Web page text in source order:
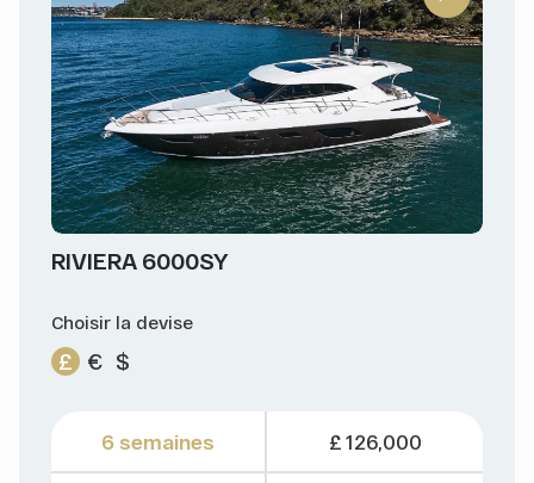
RIVIERA 6000SY
Choisir la devise
£ € $
6 semaines £ 126,000